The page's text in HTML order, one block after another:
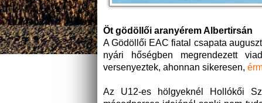
Öt gödöllői aranyérem Albertirsán
A Gödöllői EAC fiatal csapata
nyári hőségben megrendezett
versenyeztek, ahonnan sikeresen,
Az U12-es hölgyeknél Hollókői